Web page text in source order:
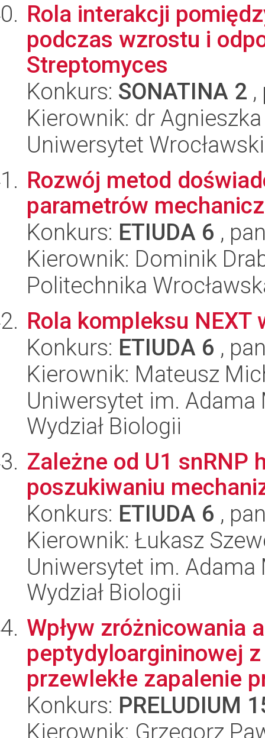
Rola interakcji
podczas wzrostu i
Streptomyces
Konkurs: SONATINA 2
Kierownik: dr
Uniwersytet
Rozwój metod
parametrów
Konkurs: ETIUDA 6 ,
Kierownik: Dominik
Politechnika
Rola kompleksu NEXT
Konkurs: ETIUDA 6 ,
Kierownik: Mateusz
Uniwersytet im.
Wydział Biologii
Zależne od U1 snRNP
poszukiwaniu
Konkurs: ETIUDA 6 ,
Kierownik: Łukasz
Uniwersytet im.
Wydział Biologii
Wpływ zróżnicowania
peptydyloargininowej
przewlekłe zapalenie
Konkurs: PRELUDIUM
Kierownik: Grzegorz